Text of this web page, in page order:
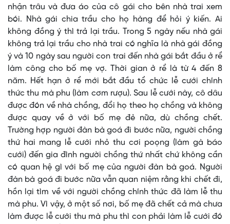
nhận trâu và đưa áo của cô gái cho bên nhà trai xem
bói. Nhà gái chia trầu cho họ hàng để hỏi ý kiến. Ai
không đồng ý thì trả lại trầu. Trong 5 ngày nếu nhà gái
không trả lại trầu cho nhà trai có nghĩa là nhà gái đồng
ý và 10 ngày sau người con trai đến nhà gái bắt đầu ở rể
làm công cho bố mẹ vợ. Thời gian ở rể là từ 4 đến 8
năm. Hết hạn ở rể mới bắt đầu tổ chức lễ cưới chính
thức thu mà phu (làm cơm rượu). Sau lễ cưới này, cô dâu
được đón về nhà chồng, đổi họ theo họ chồng và không
được quay về ở với bố mẹ đẻ nữa, dù chồng chết.
Trường hợp người đàn bà goá đi bước nữa, người chồng
thứ hai mang lễ cưới nhỏ thu cơi poọng (làm gà báo
cưới) đến gia đình người chồng thứ nhất chứ không cần
có quan hệ gì với bố mẹ của người đàn bà goá. Người
đàn bà goá đi bước nữa vẫn quan niệm rằng khi chết đi,
hồn lại tìm về với người chồng chính thức đã làm lễ thu
mà phu. Vì vậy, ở một số nơi, bố mẹ đã chết cả mà chưa
làm được lễ cưới thu mà phu thì con phải làm lễ cưới đó